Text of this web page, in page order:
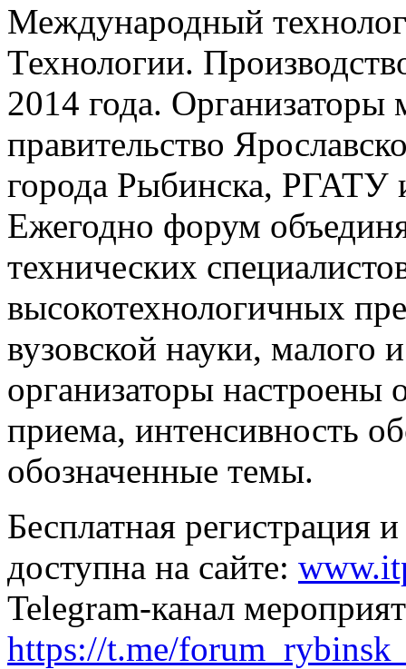
Международный
Технологии.
2014 года.
правительство
города Рыбинска, РГАТУ
Ежегодно форум
технических
высокотехнологичных
вузовской науки, малого
организаторы настроены
приема, интенсивность
обозначенные темы.
Бесплатная регистрация
доступна на сайте:
Telegram-канал
https://t.me/